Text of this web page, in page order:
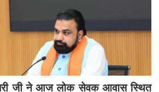
जी ने आज लोक सेवक आवास स्थित